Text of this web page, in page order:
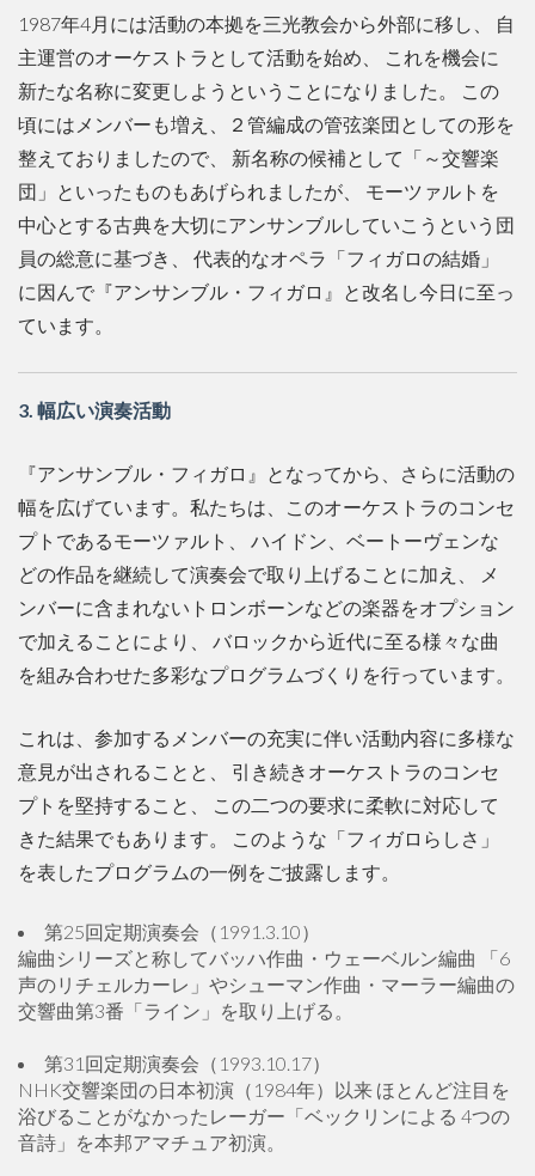
1987年4月には活動の本拠を三光教会から外部に移し、 自
主運営のオーケストラとして活動を始め、 これを機会に
新たな名称に変更しようということになりました。 この
頃にはメンバーも増え、２管編成の管弦楽団としての形を
整えておりましたので、 新名称の候補として「～交響楽
団」といったものもあげられましたが、 モーツァルトを
中心とする古典を大切にアンサンブルしていこうという団
員の総意に基づき、 代表的なオペラ「フィガロの結婚」
に因んで『アンサンブル・フィガロ』と改名し今日に至っ
ています。
3. 幅広い演奏活動
『アンサンブル・フィガロ』となってから、さらに活動の
幅を広げています。私たちは、このオーケストラのコンセ
プトであるモーツァルト、 ハイドン、ベートーヴェンな
どの作品を継続して演奏会で取り上げることに加え、 メ
ンバーに含まれないトロンボーンなどの楽器をオプション
で加えることにより、 バロックから近代に至る様々な曲
を組み合わせた多彩なプログラムづくりを行っています。
これは、参加するメンバーの充実に伴い活動内容に多様な
意見が出されることと、 引き続きオーケストラのコンセ
プトを堅持すること、 この二つの要求に柔軟に対応して
きた結果でもあります。 このような「フィガロらしさ」
を表したプログラムの一例をご披露します。
第25回定期演奏会（1991.3.10）
編曲シリーズと称してバッハ作曲・ウェーベルン編曲 「6
声のリチェルカーレ」やシューマン作曲・マーラー編曲の
交響曲第3番「ライン」を取り上げる。
第31回定期演奏会（1993.10.17）
NHK交響楽団の日本初演（1984年）以来 ほとんど注目を
浴びることがなかったレーガー「ベックリンによる 4つの
音詩」を本邦アマチュア初演。